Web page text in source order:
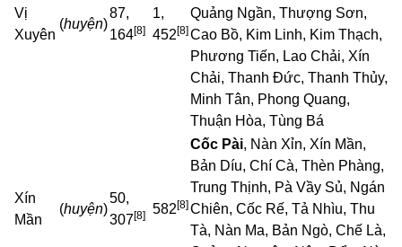
Vị
Xuyên
(huyện)
87,
164[8]
1,
452[8]
Quảng Ngần, Thượng Sơn,
Cao Bồ, Kim Linh, Kim Thạch,
Phương Tiến, Lao Chải, Xín
Chải, Thanh Đức, Thanh Thủy,
Minh Tân, Phong Quang,
Thuận Hòa, Tùng Bá
Xín
Mần
(huyện)
50,
307[8] 582[8]
Cốc Pài, Nàn Xỉn, Xín Mần,
Bản Díu, Chí Cà, Thèn Phàng,
Trung Thịnh, Pà Vầy Sủ, Ngán
Chiên, Cốc Rế, Tả Nhìu, Thu
Tà, Nàn Ma, Bản Ngò, Chế Là,